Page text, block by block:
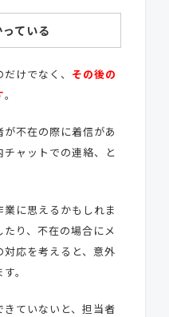
ている
けでなく、 その後の
。
不在の際に着信があ
ャットでの連絡、と
に思えるかもしれま
り、不在の場合にメ
応を考えると、意外
。
ていないと、担当者